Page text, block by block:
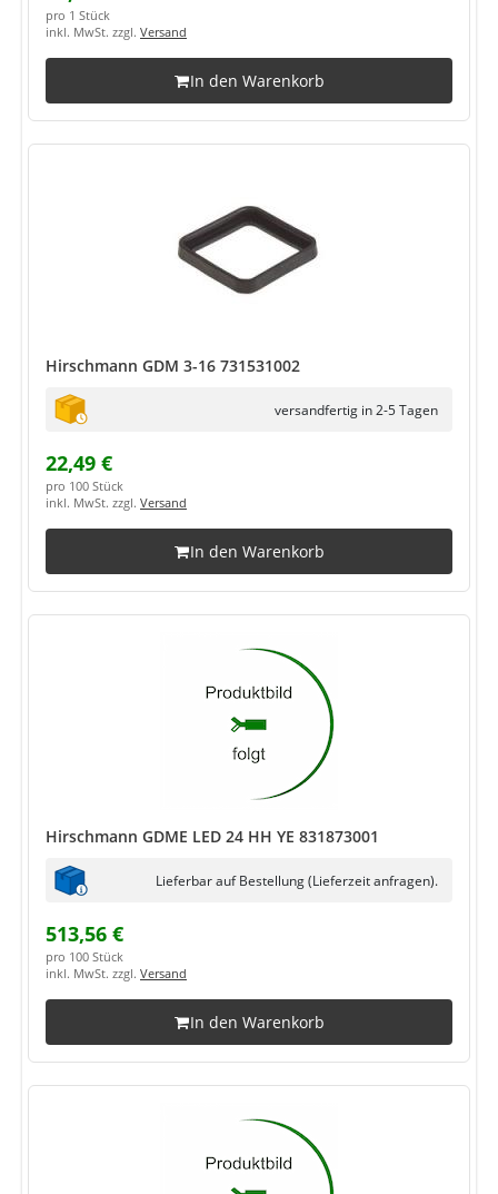
pro 1 Stück
inkl. MwSt. zzgl. Versand
In den Warenkorb
Hirschmann GDM 3-16 731531002
versandfertig in 2-5 Tagen
22,49 €
pro 100 Stück
inkl. MwSt. zzgl. Versand
In den Warenkorb
Hirschmann GDME LED 24 HH YE 831873001
Lieferbar auf Bestellung (Lieferzeit anfragen).
513,56 €
pro 100 Stück
inkl. MwSt. zzgl. Versand
In den Warenkorb